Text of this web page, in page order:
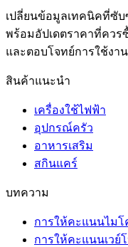
เปลี่ยนข้อมูลเทคนิคที่ซับ
พร้อมอัปเดตราคาที่คว
และตอบโจทย์การใช้งา
สินค้าแนะนำ
เครื่องใช้ไฟฟ้า
อุปกรณ์ครัว
อาหารเสริม
สกินแคร์
บทความ
การให้คะแนนไมโ
การให้คะแนนเวย์